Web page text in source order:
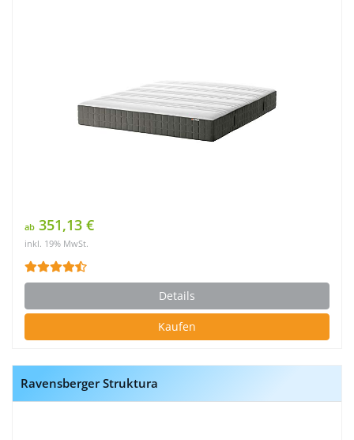
ab 351,13 €
inkl. 19% MwSt.
Details
Kaufen
Ravensberger Struktura